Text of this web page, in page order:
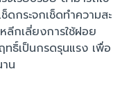
กระจกเช็ดทำความสะ
ลีกเลี่ยงการใช้ฝอย
ธิ์เป็นกรดรุนแรง เพื่อ
น